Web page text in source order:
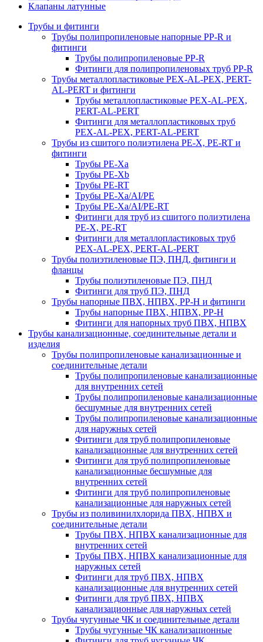
Клапаны латунные
Трубы и фитинги
Трубы полипропиленовые напорные PP-R и
фитинги
Трубы полипропиленовые PP-R
Фитинги для полипропиленовых труб PP-R
Трубы металлопластиковые PEX-AL-PEX, PERT-
AL-PERT и фитинги
Трубы металлопластиковые PEX-AL-PEX,
PERT-AL-PERT
Фитинги для металлопластиковых труб
PEX-AL-PEX, PERT-AL-PERT
Трубы из сшитого полиэтилена PE-X, PE-RT и
фитинги
Трубы PE-Xa
Трубы PE-Xb
Трубы PE-RT
Трубы PE-Xa/AI/PE
Трубы PE-Xa/AI/PE-RT
Фитинги для труб из сшитого полиэтилена
PE-X, PE-RT
Фитинги для металлопластиковых труб
PEX-AL-PEX, PERT-AL-PERT
Трубы полиэтиленовые ПЭ, ПНД, фитинги и
фланцы
Трубы полиэтиленовые ПЭ, ПНД
Фитинги для труб ПЭ, ПНД
Трубы напорные ПВХ, НПВХ, PP-H и фитинги
Трубы напорные ПВХ, НПВХ, PP-H
Фитинги для напорных труб ПВХ, НПВХ
Трубы канализационные, соединительные детали и
изделия
Трубы полипропиленовые канализационные и
соединительные детали
Трубы полипропиленовые канализационные
для внутренних сетей
Трубы полипропиленовые канализационные
бесшумные для внутренних сетей
Трубы полипропиленовые канализационные
для наружных сетей
Фитинги для труб полипропиленовые
канализационные для внутренних сетей
Фитинги для труб полипропиленовые
канализационные бесшумные для
внутренних сетей
Фитинги для труб полипропиленовые
канализационные для наружных сетей
Трубы из поливинилхлорида ПВХ, НПВХ и
соединительные детали
Трубы ПВХ, НПВХ канализационные для
внутренних сетей
Трубы ПВХ, НПВХ канализационные для
наружных сетей
Фитинги для труб ПВХ, НПВХ
канализационные для внутренних сетей
Фитинги для труб ПВХ, НПВХ
канализационные для наружных сетей
Трубы чугунные ЧК и соединительные детали
Трубы чугунные ЧК канализационные